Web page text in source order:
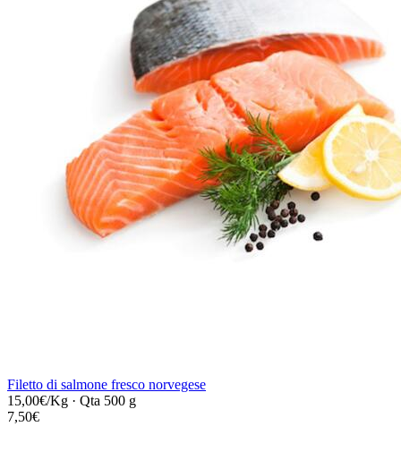
Filetto di salmone fresco norvegese
15,00€/Kg · Qta 500 g
7,50€